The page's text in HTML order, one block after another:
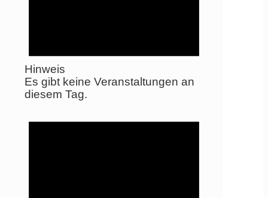
Hinweis
Es gibt keine Veranstaltungen an
diesem Tag.